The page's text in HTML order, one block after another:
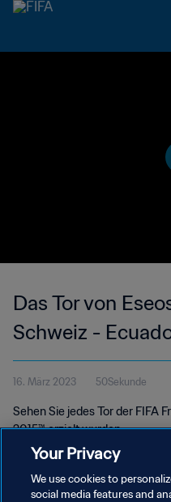
Das Tor von
Schweiz -
16. März 2023 50Sekunde
Sehen Sie jedes Tor der FIFA
2015™ erzielt wurden.
Your Privacy
We use cookies to
social media features and